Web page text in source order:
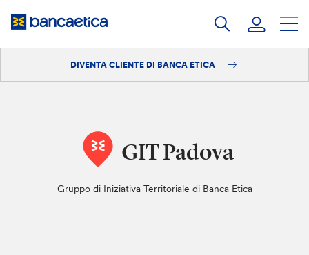
DIVENTA CLIENTE DI BANCA ETICA
GIT Padova
Gruppo di Iniziativa Territoriale di Banca Etica